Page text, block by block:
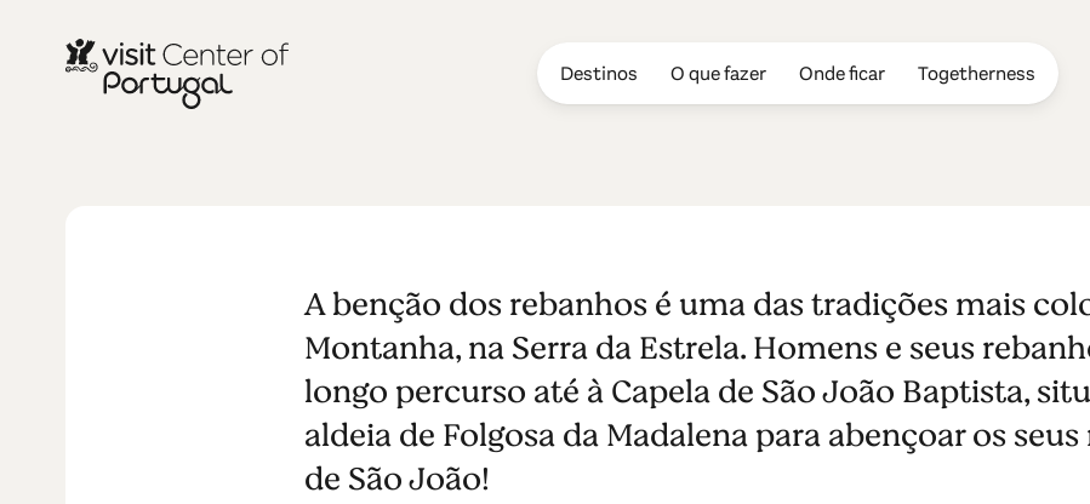
Destinos O que fazer Onde ficar Togetherness
Rebanhos abençoados
A benção dos rebanhos é uma das tradições mais
Montanha, na Serra da Estrela. Homens e seus
longo percurso até à Capela de São João Baptista,
aldeia de Folgosa da Madalena para abençoar os seus
de São João!